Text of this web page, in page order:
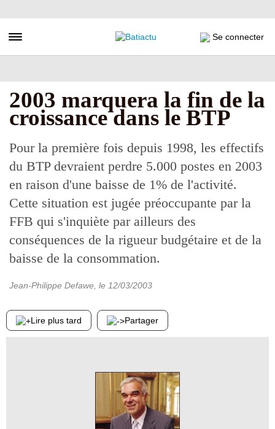
au
principal
Toggle navigation Se connecter
2003 marquera la fin de la
croissance dans le BTP
Pour la première fois depuis 1998, les effectifs
du BTP devraient perdre 5.000 postes en 2003
en raison d'une baisse de 1% de l'activité.
Cette situation est jugée préoccupante par la
FFB qui s'inquiète par ailleurs des
conséquences de la rigueur budgétaire et de la
baisse de la consommation.
Jean-Philippe Defawe , le 12/03/2003
Lire plus tard Partager